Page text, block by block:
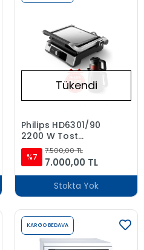
Tükendi
Philips HD6301/90
2200 W Tost
Makinesi + HD7301
Çay Makinesi
Hediyeli
%7
7.500,00 TL
7.000,00 TL
Stokta Yok
KARGO BEDAVA